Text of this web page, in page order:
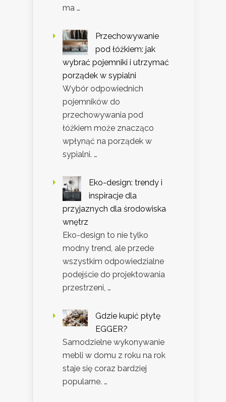
ma …
Przechowywanie
pod łóżkiem: jak
wybrać pojemniki i utrzymać
porządek w sypialni
Wybór odpowiednich
pojemników do
przechowywania pod
łóżkiem może znacząco
wpłynąć na porządek w
sypialni. …
Eko-design: trendy i
inspiracje dla
przyjaznych dla środowiska
wnętrz
Eko-design to nie tylko
modny trend, ale przede
wszystkim odpowiedzialne
podejście do projektowania
przestrzeni, …
Gdzie kupić płytę
EGGER?
Samodzielne wykonywanie
mebli w domu z roku na rok
staje się coraz bardziej
popularne. …